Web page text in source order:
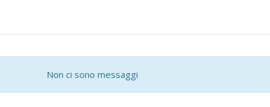
Non ci sono messaggi